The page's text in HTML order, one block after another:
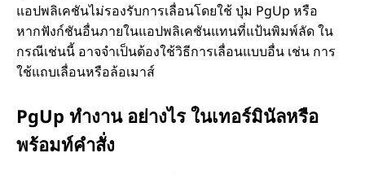
แอปพลิเคชันไม่รองรับการเลื่อนโดยใช้ ปุ่ม PgUp หรือ
หากฟังก์ชันอื่นภายในแอปพลิเคชันแทนที่แป้นพิมพ์ลัด ใน
กรณีเช่นนี้ อาจจำเป็นต้องใช้วิธีการเลื่อนแบบอื่น เช่น การ
ใช้แถบเลื่อนหรือล้อเมาส์
PgUp ทำงาน อย่างไร ในเทอร์มินัลหรือ
พร้อมท์คำสั่ง